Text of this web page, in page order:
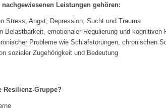
Leistungen gehören:
Stress, Angst, Depression, Sucht und Trauma
Belastbarkeit, emotionaler Regulierung und kognitiven
Probleme wie Schlafstörungen, chronischen
sozialer Zugehörigkeit und Bedeutung
Resilienz-Gruppe?